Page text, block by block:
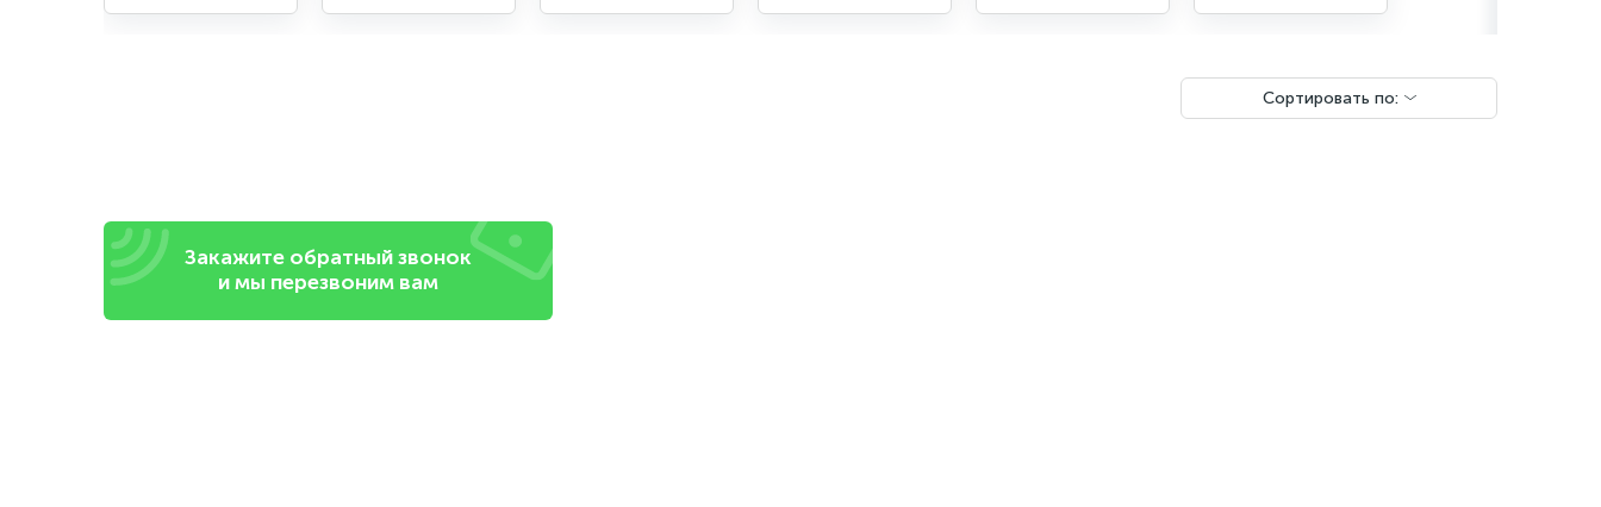
Сортировать по:
Закажите обратный звонок
и мы перезвоним вам